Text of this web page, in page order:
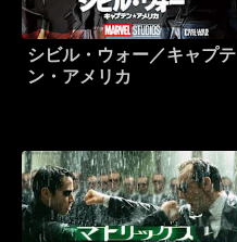
シビル・ウォー／キャプテ
ン・アメリカ